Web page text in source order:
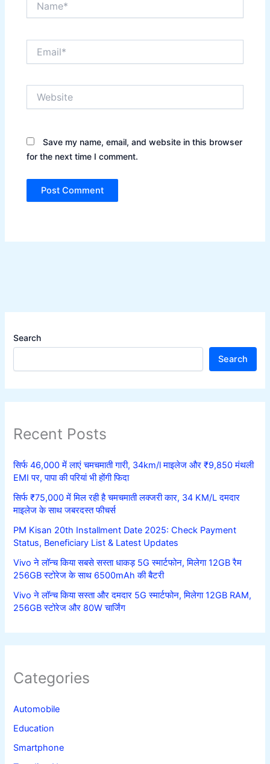
Save my name, email, and website in this browser
for the next time I comment.
Search
Search
Recent Posts
सिर्फ 46,000 में लाएं चमचमाती गारी, 34km/l माइलेज और ₹9,850 मंथली
EMI पर, पापा की परियां भी होंगी फिदा
सिर्फ ₹75,000 में मिल रही है चमचमाती लक्जरी कार, 34 KM/L दमदार
माइलेज के साथ जबरदस्त फीचर्स
PM Kisan 20th Installment Date 2025: Check Payment
Status, Beneficiary List & Latest Updates
Vivo ने लॉन्च किया सबसे सस्ता धाकड़ 5G स्मार्टफोन, मिलेगा 12GB रैम
256GB स्टोरेज के साथ 6500mAh की बैटरी
Vivo ने लॉन्च किया सस्ता और दमदार 5G स्मार्टफोन, मिलेगा 12GB RAM,
256GB स्टोरेज और 80W चार्जिंग
Categories
Automobile
Education
Smartphone